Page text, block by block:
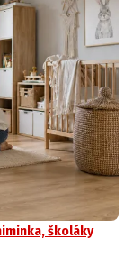
školáky